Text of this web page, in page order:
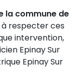
la commune de
respecter ces
intervention,
Epinay Sur
Epinay Sur